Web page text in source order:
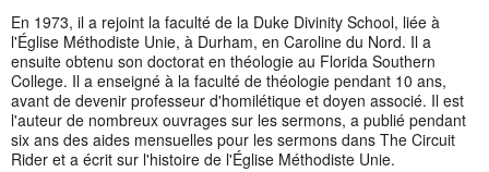
En 1973, il a rejoint la faculté de la Duke Divinity School, liée à
l'Église Méthodiste Unie, à Durham, en Caroline du Nord. Il a
ensuite obtenu son doctorat en théologie au Florida Southern
College. Il a enseigné à la faculté de théologie pendant 10 ans,
avant de devenir professeur d'homilétique et doyen associé. Il est
l'auteur de nombreux ouvrages sur les sermons, a publié pendant
six ans des aides mensuelles pour les sermons dans The Circuit
Rider et a écrit sur l'histoire de l'Église Méthodiste Unie.